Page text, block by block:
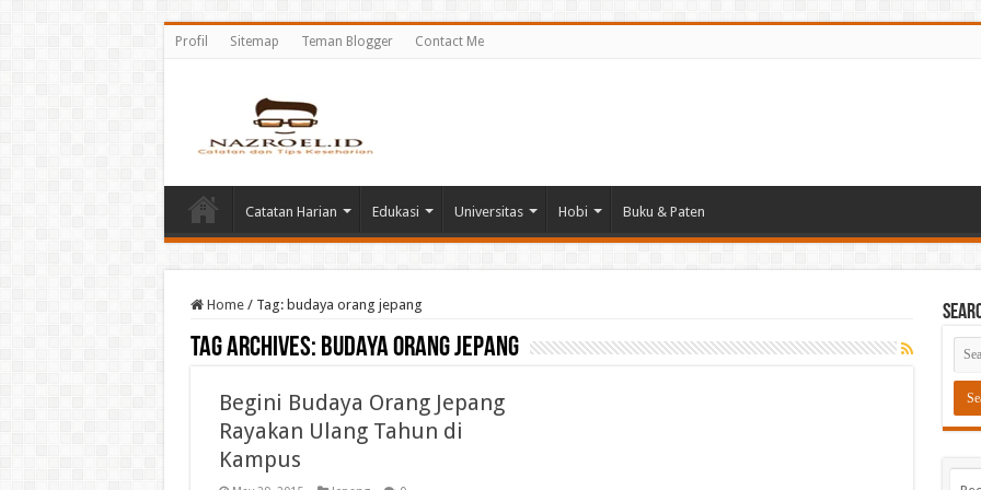
Profil Sitemap Teman Blogger Contact Me
Catatan Harian Edukasi Universitas Hobi Buku & Paten
Home / Tag: budaya orang jepang
Tag Archives: budaya orang jepang
Begini Budaya Orang Jepang
Rayakan Ulang Tahun di
Kampus